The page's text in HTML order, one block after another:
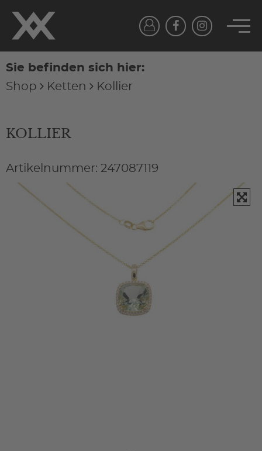
Sie befinden sich hier:
Shop
Ketten Kollier
KOLLIER
Artikelnummer: 247087119